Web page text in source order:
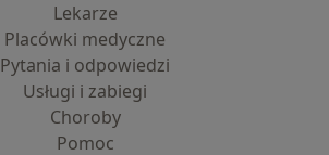
Lekarze
Placówki medyczne
Pytania i odpowiedzi
Usługi i zabiegi
Choroby
Pomoc